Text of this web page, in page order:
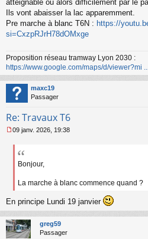
n
o
n
atteignable ou alors difficilement par le
Ils vont abaisser la lac apparemment.
Pre marche à blanc T6N : https://
si=CxzpRJrH78dOMxge
Proposition réseau tramway Lyon 2030 :
https://www.google.com/maps/d/viewer?mi
maxc19
Passager
Re: Travaux T6
e
e
n
l
u
09 janv. 2026, 19:38
Bonjour,
La marche à blanc commence quand ?
En principe Lundi 19 janvier
greg59
Passager